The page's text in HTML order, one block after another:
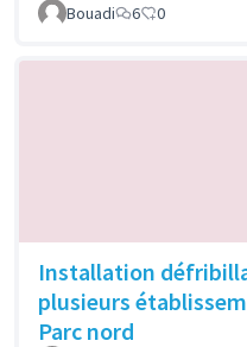
Bouadi 6 0
Installation
plusieurs
Parc nord